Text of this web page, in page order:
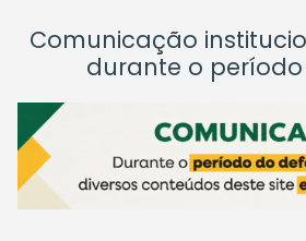
Comunicação
durante o